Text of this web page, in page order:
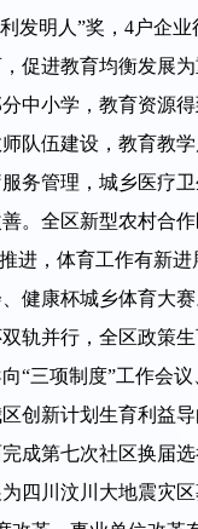
发明人”奖，4户企
促进教育均衡发展
中小学，教育资源
队伍建设，教育教
务管理，城乡医疗
。全区新型农村合
进，体育工作有新
健康杯城乡体育大
轨并行，全区政策生
“三项制度”工作会
创新计划生育利益
成第七次社区换届
四川汶川大地震灾